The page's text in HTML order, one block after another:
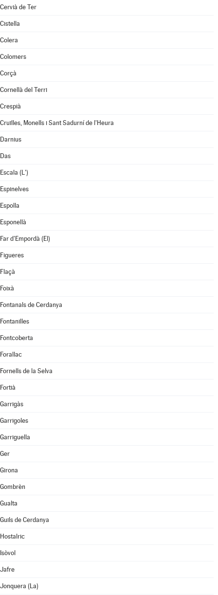
Cervià de Ter
Cistella
Colera
Colomers
Corçà
Cornellà del Terri
Crespià
Cruïlles, Monells i Sant Sadurní de l'Heura
Darnius
Das
Escala (L')
Espinelves
Espolla
Esponellà
Far d'Empordà (El)
Figueres
Flaçà
Foixà
Fontanals de Cerdanya
Fontanilles
Fontcoberta
Forallac
Fornells de la Selva
Fortià
Garrigàs
Garrigoles
Garriguella
Ger
Girona
Gombrèn
Gualta
Guils de Cerdanya
Hostalric
Isòvol
Jafre
Jonquera (La)